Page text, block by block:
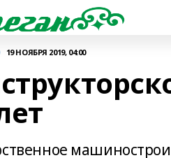
19 НОЯБРЯ 2019, 04:00